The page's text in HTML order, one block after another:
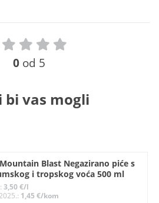
0 od 5
bi vas mogli
Blast Negazirano piće s
i tropskog voća 500 ml
3,50 €/l
1,45 €/kom